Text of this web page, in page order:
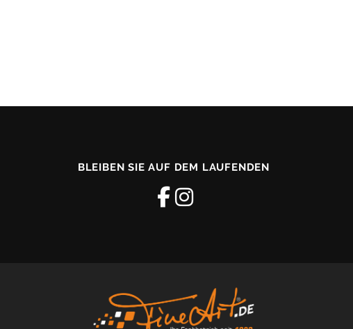
BLEIBEN SIE AUF DEM LAUFENDEN